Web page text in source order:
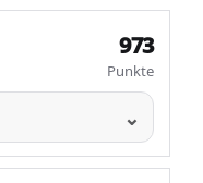
973
Punkte